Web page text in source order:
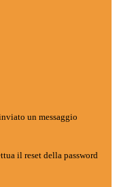
un messaggio
il reset della password